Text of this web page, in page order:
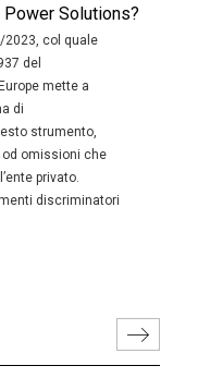
Power Solutions?
2023, col quale
del
mette a
di
strumento,
omissioni che
privato.
discriminatori